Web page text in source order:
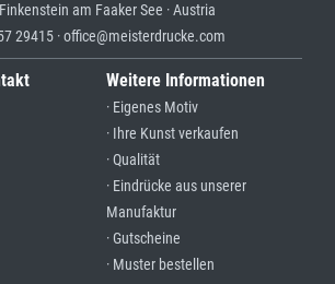
am Faaker See · Austria
29415 · office@meisterdrucke.com
Weitere Informationen
· Eigenes Motiv
· Ihre Kunst verkaufen
· Qualität
· Eindrücke aus unserer
Manufaktur
· Gutscheine
· Muster bestellen